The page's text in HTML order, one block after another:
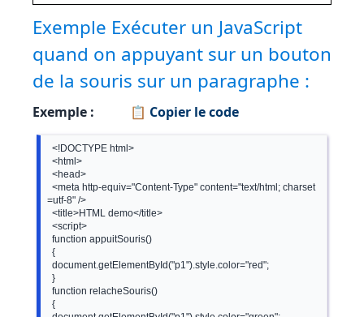
Exemple Exécuter un JavaScript
quand on appuyant sur un bouton
de la souris sur un paragraphe :
Exemple : 📋 Copier le code
=utf-8" />